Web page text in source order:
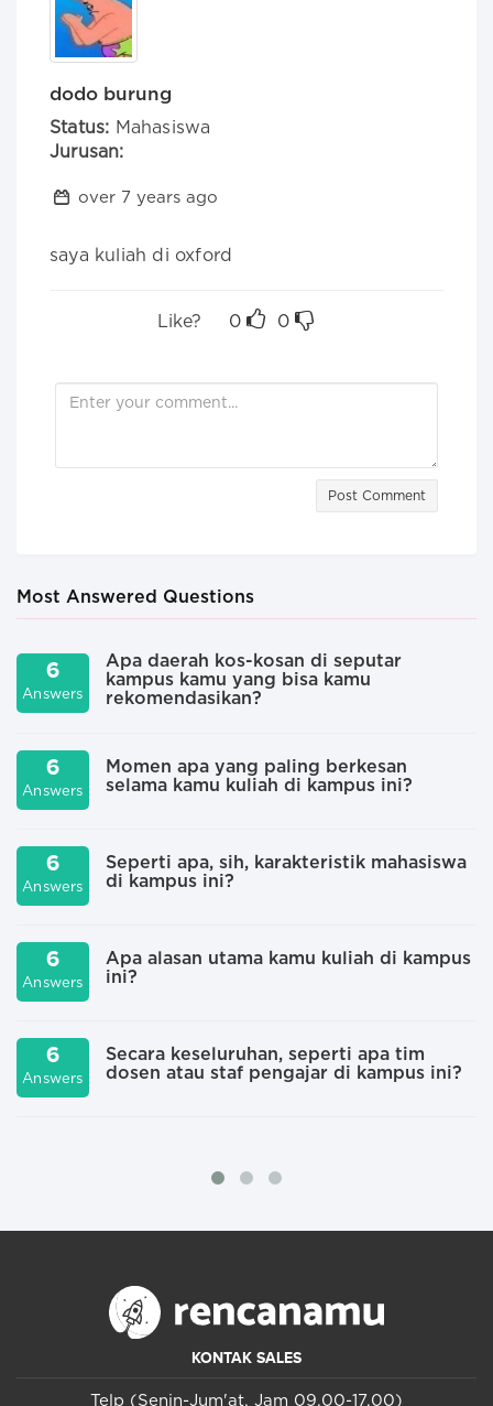
dodo burung
Status: Mahasiswa
Jurusan:
over 7 years ago
saya kuliah di oxford
Like? 0 0
Post Comment
Most Answered Questions
6
Answers
Apa daerah kos-kosan di seputar
kampus kamu yang bisa kamu
rekomendasikan?
6
Answers
Momen apa yang paling berkesan
selama kamu kuliah di kampus ini?
6
Answers
Seperti apa, sih, karakteristik mahasiswa
di kampus ini?
6
Answers
Apa alasan utama kamu kuliah di kampus
ini?
6
Answers
Secara keseluruhan, seperti apa tim
dosen atau staf pengajar di kampus ini?
KONTAK SALES
Telp (Senin-Jum'at, Jam 09.00-17.00)